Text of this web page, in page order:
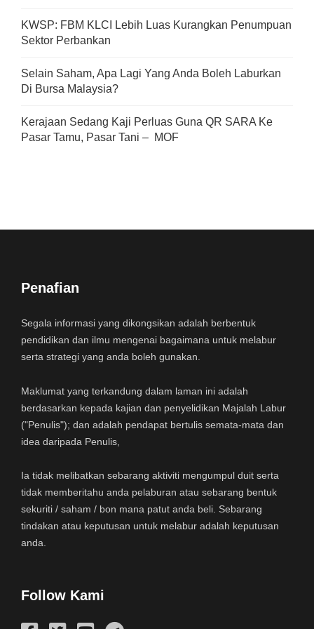
KWSP: FBM KLCI Lebih Luas Kurangkan Penumpuan
Sektor Perbankan
Selain Saham, Apa Lagi Yang Anda Boleh Laburkan
Di Bursa Malaysia?
Kerajaan Sedang Kaji Perluas Guna QR SARA Ke
Pasar Tamu, Pasar Tani – MOF
Penafian
Segala informasi yang dikongsikan adalah berbentuk
pendidikan dan ilmu mengenai bagaimana untuk melabur
serta strategi yang anda boleh gunakan.
Maklumat yang terkandung dalam laman ini adalah
berdasarkan kepada kajian dan penyelidikan Majalah Labur
("Penulis"); dan adalah pendapat bertulis semata-mata dan
idea daripada Penulis,
Ia tidak melibatkan sebarang aktiviti mengumpul duit serta
tidak memberitahu anda pelaburan atau sebarang bentuk
sekuriti / saham / bon mana patut anda beli. Sebarang
tindakan atau keputusan untuk melabur adalah keputusan
anda.
Follow Kami